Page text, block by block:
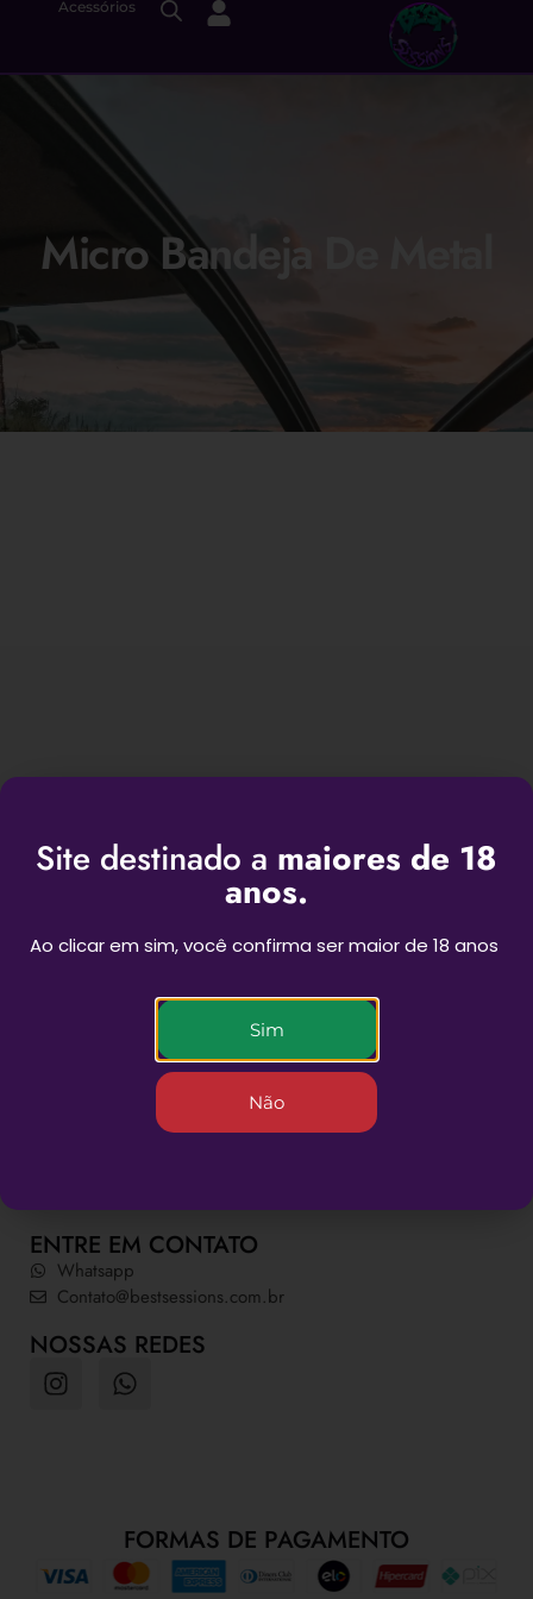
Acessórios
Micro Bandeja De Metal
Novas experiências para as suas sessões
INFORMAÇÕES ÚTEIS
ENTRE EM CONTATO
Whatsapp
Contato@bestsessions.com.br
NOSSAS REDES
FORMAS DE PAGAMENTO
Site destinado a maiores de 18
anos.
Ao clicar em sim, você confirma ser maior de 18 anos
Sim
Não